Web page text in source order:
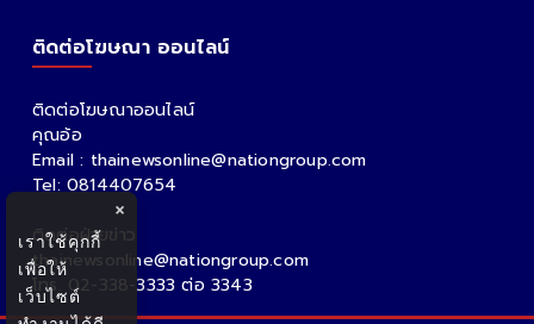
ติดต่อโฆษณา ออนไลน์
ติดต่อโฆษณาออนไลน์
คุณอ้อ
Email : thainewsonline@nationgroup.com
Tel: 0814407654
ติดต่อฝ่ายข่าว
thainewsonline@nationgroup.com
โทร. 02-338-3333 ต่อ 3343
×
เราใช้คุกกี้
เพื่อให้
เว็บไซต์